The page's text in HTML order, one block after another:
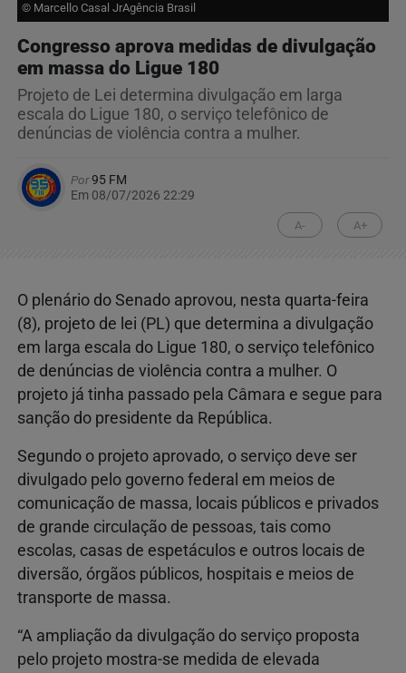
© Marcello Casal JrAgência Brasil
Congresso aprova medidas de divulgação
em massa do Ligue 180
Projeto de Lei determina divulgação em larga
escala do Ligue 180, o serviço telefônico de
denúncias de violência contra a mulher.
Por95 FM
Em 08/07/2026 22:29
A- A+
O plenário do Senado aprovou, nesta quarta-feira
(8), projeto de lei (PL) que determina a divulgação
em larga escala do Ligue 180, o serviço telefônico
de denúncias de violência contra a mulher. O
projeto já tinha passado pela Câmara e segue para
sanção do presidente da República.
Segundo o projeto aprovado, o serviço deve ser
divulgado pelo governo federal em meios de
comunicação de massa, locais públicos e privados
de grande circulação de pessoas, tais como
escolas, casas de espetáculos e outros locais de
diversão, órgãos públicos, hospitais e meios de
transporte de massa.
“A ampliação da divulgação do serviço proposta
pelo projeto mostra-se medida de elevada